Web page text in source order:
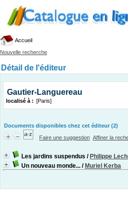
Accueil
Nouvelle recherche
Détail de l'éditeur
Gautier-Languereau
localisé à : [Paris]
Documents disponibles chez cet éditeur (2)
Faire une suggestion Affiner la
Les jardins suspendus / Philippe
Un nouveau monde... / Muriel Kerba